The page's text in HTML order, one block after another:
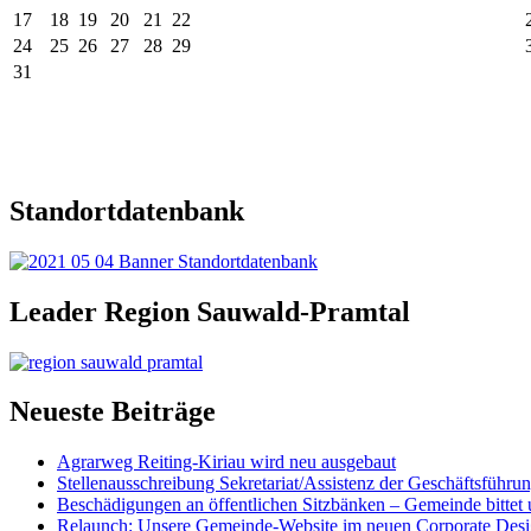
17 18 19 20 21 22
24
25 26 27 28 29
31
Standortdatenbank
Leader Region Sauwald-Pramtal
Neueste Beiträge
Agrarweg Reiting-Kiriau wird neu ausgebaut
Stellenausschreibung Sekretariat/Assistenz der
Beschädigungen an öffentlichen Sitzbänken – Gemeinde
Relaunch: Unsere Gemeinde-Website im neuen Corporate